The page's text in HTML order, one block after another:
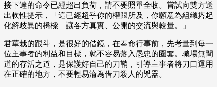
接下達的命令已經超出負荷，請不要照單全收。嘗試向雙方送
出軟性提示，「這已經超乎你的權限所及，你願意為組織搭起
化解歧異的橋樑，讓各方真實、公開的交流與較量。」
君華栽的跟斗，是很好的借鏡，在奉命行事前，先考量到每一
位主事者的利益和目標，就不容易落入愚忠的圈套。職場無間
道的存活之道，是保護好自己的刀鞘，引導主事者將刀口運用
在正確的地方，不要輕易淪為借刀殺人的兇器。